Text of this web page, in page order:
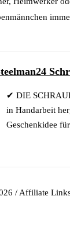
✔ DIE
in Handarbeit
Geschenkidee
/ Affiliate